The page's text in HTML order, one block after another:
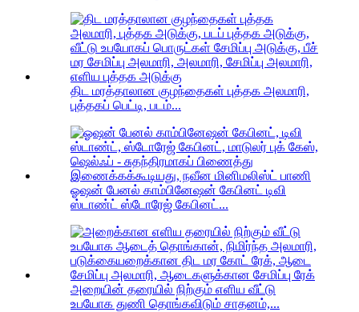
திட மரத்தாலான குழந்தைகள் புத்தக அலமாரி,
புத்தகப் பெட்டி, படம்...
ஓஷன் பேனல் காம்பினேஷன் கேபினட் டிவி
ஸ்டாண்ட் ஸ்டோரேஜ் கேபினட்...
அறையின் தரையில் நிற்கும் எளிய வீட்டு
உபயோக துணி தொங்கவிடும் சாதனம்,...